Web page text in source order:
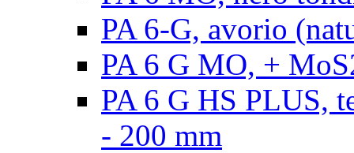
PA 6-G, avorio
PA 6 G MO, +
PA 6 G HS PLUS,
- 200 mm